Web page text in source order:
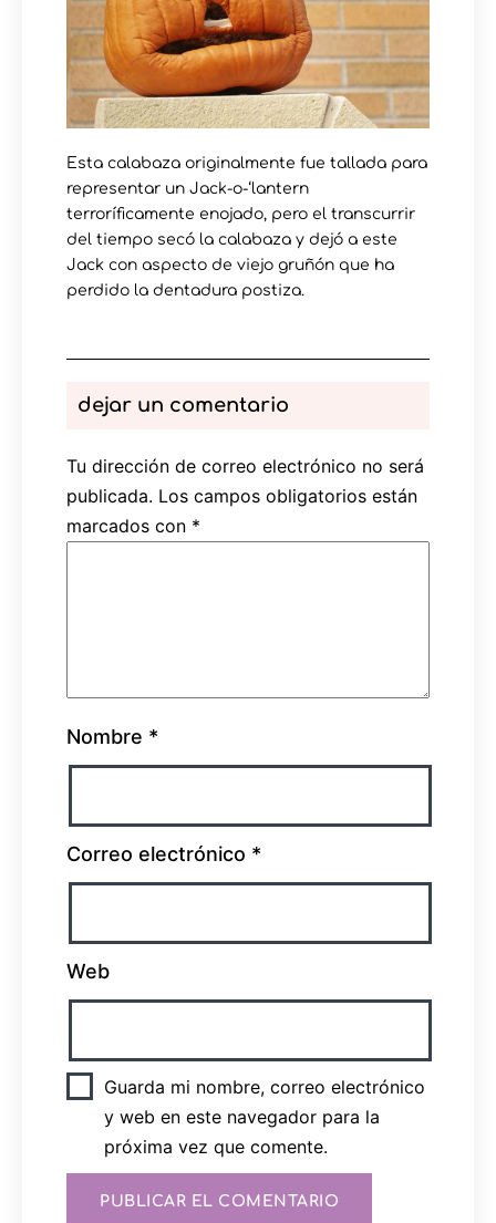
Esta calabaza originalmente fue tallada para
representar un Jack-o-‘lantern
terroríficamente enojado, pero el transcurrir
del tiempo secó la calabaza y dejó a este
Jack con aspecto de viejo gruñón que ha
perdido la dentadura postiza.
dejar un comentario
Tu dirección de correo electrónico no será
publicada. Los campos obligatorios están
marcados con *
Nombre *
Correo electrónico *
Web
Guarda mi nombre, correo electrónico
y web en este navegador para la
próxima vez que comente.